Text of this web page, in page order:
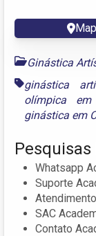
Ginástica
ginástica
olímpica em
ginástica em
Whatsapp
Suporte
SAC
Contato